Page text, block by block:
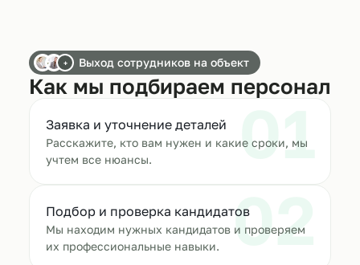
+ Выход сотрудников на объект
Как мы подбираем персонал
01
Заявка и уточнение деталей
Расскажите, кто вам нужен и какие сроки, мы
учтем все нюансы.
02
Подбор и проверка кандидатов
Мы находим нужных кандидатов и проверяем
их профессиональные навыки.